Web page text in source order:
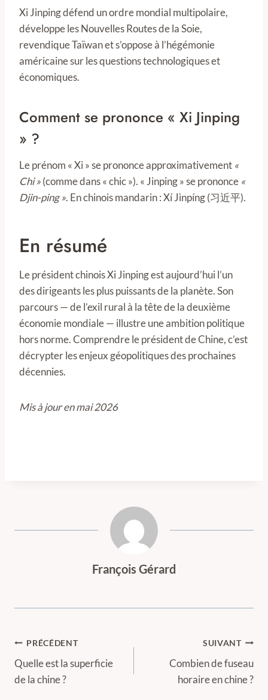
Xi Jinping défend un ordre mondial multipolaire,
développe les Nouvelles Routes de la Soie,
revendique Taïwan et s’oppose à l’hégémonie
américaine sur les questions technologiques et
économiques.
Comment se prononce « Xi Jinping
» ?
Le prénom « Xi » se prononce approximativement «
Chi »(comme dans « chic »). « Jinping » se prononce «
Djin-ping ». En chinois mandarin : Xí Jìnpíng (习近平).
En résumé
Le président chinois Xi Jinping est aujourd’hui l’un
des dirigeants les plus puissants de la planète. Son
parcours — de l’exil rural à la tête de la deuxième
économie mondiale — illustre une ambition politique
hors norme. Comprendre le président de Chine, c’est
décrypter les enjeux géopolitiques des prochaines
décennies.
Mis à jour en mai 2026
François Gérard
Navigation
de
l’article
PRÉCÉDENT
Quelle est la superficie
de la chine ?
SUIVANT
Combien de fuseau
horaire en chine ?